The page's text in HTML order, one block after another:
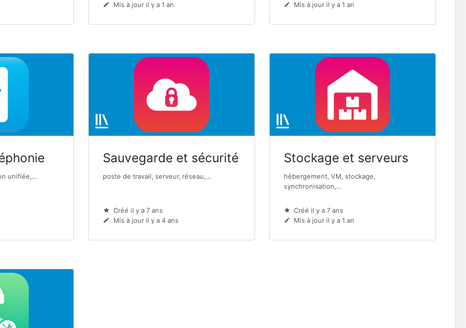
Mis à jour il y a 1 an
Mis à jour il y a 1 an
unifiée,...
Sauvegarde et sécurité
poste de travail, serveur, réseau,...
Créé il y a 7 ans
Mis à jour il y a 4 ans
Stockage et serveurs
hébergement, VM, stockage,
synchronisation,...
Créé il y a 7 ans
Mis à jour il y a 1 an